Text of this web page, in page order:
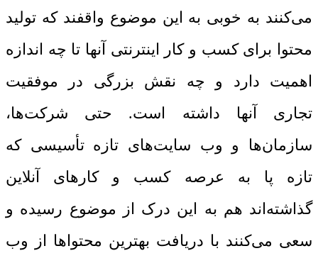
می‌کنند به خوبی به این موضوع واقفند که تولید
محتوا برای کسب و کار اینترنتی آنها تا چه اندازه
اهمیت دارد و چه نقش بزرگی در موفقیت
تجاری آنها داشته است. حتی شرکت‌ها،
سازمان‌ها و وب سایت‌های تازه تأسیسی که
تازه پا به عرصه کسب و کارهای آنلاین
گذاشته‌اند هم به این درک از موضوع رسیده و
سعی می‌کنند با دریافت بهترین محتواها از وب